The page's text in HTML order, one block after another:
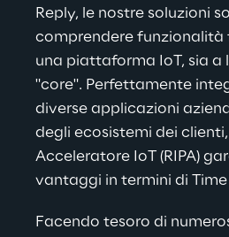
Reply, le nostre soluzioni
comprendere funzionalità
una piattaforma IoT, sia a
"core". Perfettamente
diverse applicazioni
degli ecosistemi dei
Acceleratore IoT (RIPA)
vantaggi in termini di
Facendo tesoro di